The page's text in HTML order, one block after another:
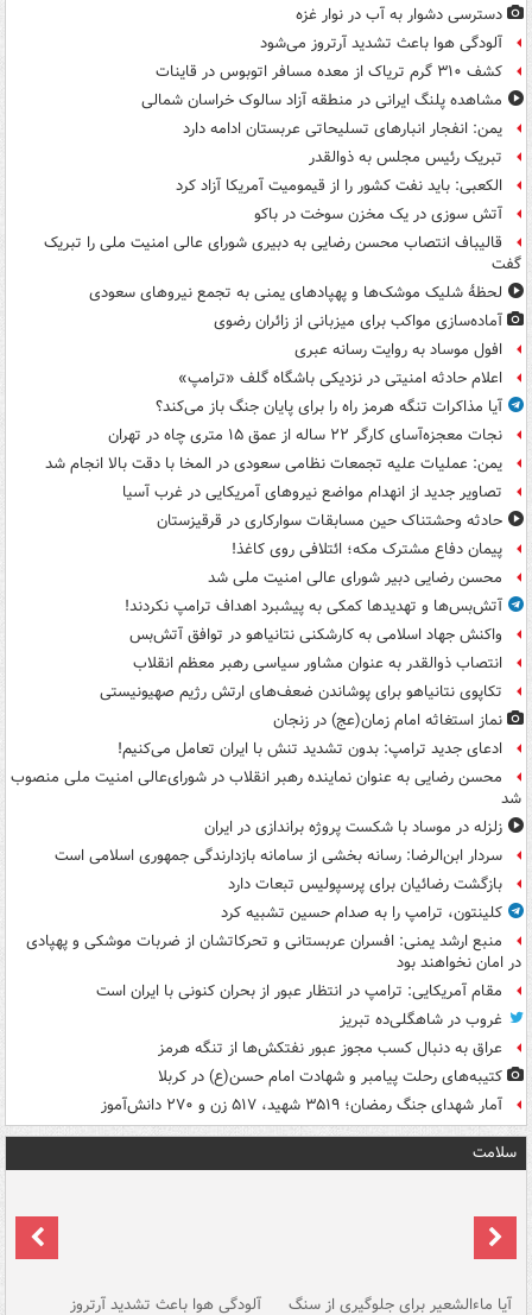
دسترسی دشوار به آب در نوار غزه
آلودگی هوا باعث تشدید آرتروز می‌شود
کشف ۳۱۰ گرم تریاک از معده مسافر اتوبوس در قاینات
مشاهده پلنگ ایرانی در منطقه آزاد سالوک خراسان شمالی
یمن: انفجار انبارهای تسلیحاتی عربستان ادامه دارد
تبریک رئیس مجلس به ذوالقدر
الکعبی: باید نفت کشور را از قیمومیت آمریکا آزاد کرد
آتش سوزی در یک مخزن سوخت در باکو
قالیباف انتصاب محسن رضایی به دبیری شورای عالی امنیت ملی را تبریک
گفت
لحظۀ شلیک موشک‌ها و پهپادهای یمنی به تجمع نیروهای سعودی
آماده‌سازی مواکب برای میزبانی از زائران رضوی
افول موساد به روایت رسانه عبری
اعلام حادثه امنیتی در نزدیکی باشگاه گلف «ترامپ»
آیا مذاکرات تنگه هرمز راه را برای پایان جنگ باز می‌کند؟
نجات معجزه‌آسای کارگر ۲۲ ساله از عمق ۱۵ متری چاه در تهران
یمن: عملیات علیه تجمعات نظامی سعودی در المخا با دقت بالا انجام شد
تصاویر جدید از انهدام مواضع نیروهای آمریکایی در غرب آسیا
حادثه وحشتناک حین مسابقات سوارکاری در قرقیزستان
پیمان دفاع مشترک مکه؛ ائتلافی روی کاغذ!
محسن رضایی دبیر شورای عالی امنیت ملی شد
آتش‌بس‌ها و تهدیدها کمکی به پیشبرد اهداف ترامپ نکردند!
واکنش جهاد اسلامی به کارشکنی نتانیاهو در توافق آتش‌بس
انتصاب ذوالقدر به عنوان مشاور سیاسی رهبر معظم انقلاب
تکاپوی نتانیاهو برای پوشاندن ضعف‌های ارتش رژیم صهیونیستی
نماز استغاثه امام زمان(عج) در زنجان
ادعای جدید ترامپ: بدون تشدید تنش با ایران تعامل می‌کنیم!
محسن رضایی به عنوان نماینده رهبر انقلاب در شورای‌عالی امنیت ملی منصوب
شد
زلزله در موساد با شکست پروژه براندازی در ایران
سردار ابن‌الرضا: رسانه بخشی از سامانه بازدارندگی جمهوری اسلامی است
بازگشت رضائیان برای پرسپولیس تبعات دارد
کلینتون، ترامپ را به صدام حسین تشبیه کرد
منبع ارشد یمنی: افسران عربستانی و تحرکاتشان از ضربات موشکی و پهپادی
در امان نخواهند بود
مقام آمریکایی: ترامپ در انتظار عبور از بحران کنونی با ایران است
غروب در شاهگلی‌ده تبریز
عراق به دنبال کسب مجوز عبور نفتکش‌ها از تنگه هرمز
کتیبه‌های رحلت پیامبر و شهادت امام حسن(ع) در کربلا
آمار شهدای جنگ رمضان؛ ۳۵۱۹ شهید، ۵۱۷ زن و ۲۷۰ دانش‌آموز
سلامت
آیا ماءالشعیر برای جلوگیری از سنگ آلودگی هوا باعث تشدید آرتروز